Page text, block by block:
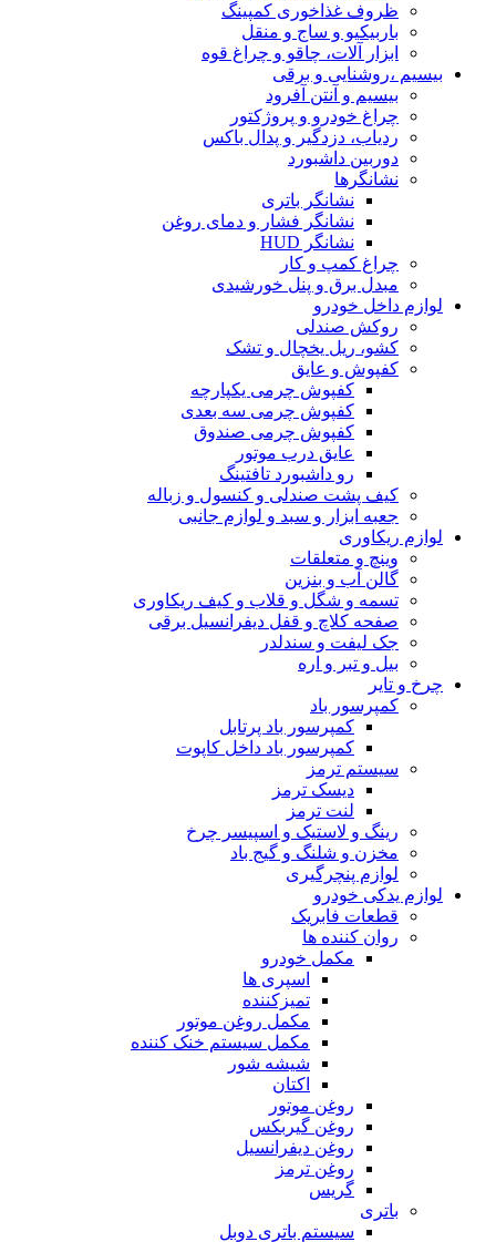
ظروف غذاخوری کمپینگ
باربیکیو و ساج و منقل
ابزار آلات، چاقو و چراغ قوه
بیسیم ،روشنایی و برقی
بیسیم و آنتن آفرود
چراغ خودرو و پروژکتور
ردیاب، دزدگیر و پدال باکس
دوربین داشبورد
نشانگرها
نشانگر باتری
نشانگر فشار و دمای روغن
نشانگر HUD
چراغ کمپ و کار
مبدل برق و پنل خورشیدی
لوازم داخل خودرو
روکش صندلی
کشو، ریل یخچال و تشک
کفپوش و عایق
کفپوش چرمی یکپارچه
کفپوش چرمی سه بعدی
کفپوش چرمی صندوق
عایق درب موتور
رو داشبورد تافتینگ
کیف پشت صندلی و کنسول و زباله
جعبه ابزار و سبد و لوازم جانبی
لوازم ریکاوری
وینچ و متعلقات
گالن آب و بنزین
تسمه و شگل و قلاب و کیف ریکاوری
صفحه کلاچ و قفل دیفرانسیل برقی
جک لیفت و سندلدر
بیل و تبر و اره
چرخ و تایر
کمپرسور باد
کمپرسور باد پرتابل
کمپرسور باد داخل کاپوت
سیستم ترمز
دیسک ترمز
لنت ترمز
رینگ و لاستیک و اسپیسر چرخ
مخزن و شلنگ و گیج باد
لوازم پنچرگیری
لوازم یدکی خودرو
قطعات فابریک
روان کننده ها
مکمل خودرو
اسپری ها
تمیزکننده
مکمل روغن موتور
مکمل سیستم خنک کننده
شیشه شور
اکتان
روغن موتور
روغن گیربکس
روغن دیفرانسیل
روغن ترمز
گریس
باتری
سیستم باتری دوبل